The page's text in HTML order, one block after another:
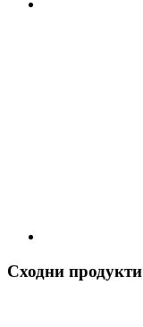
Сходни продукти